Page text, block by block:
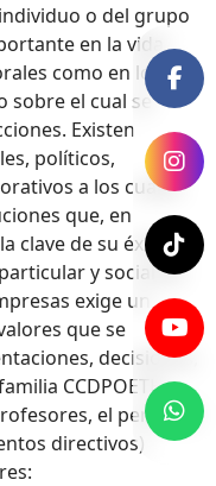
o del grupo
en la vida,
como en los
sobre el cual se
Existen
políticos,
a los cuales
que, en
clave de su éxito o
y social de
exige un
que se
decisiones,
CCDPOETH
el personal
directivos)